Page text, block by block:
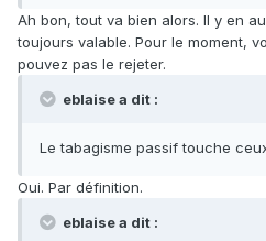
Ah bon, tout va bien alors. Il y en
toujours valable. Pour le moment,
pouvez pas le rejeter.
eblaise a dit :
Le tabagisme passif touche
Oui. Par définition.
eblaise a dit :